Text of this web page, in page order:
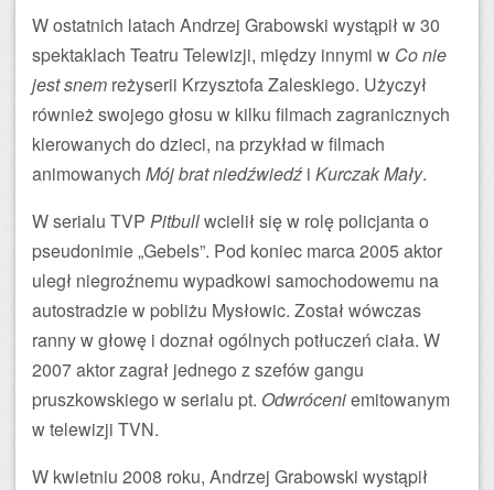
W ostatnich latach Andrzej Grabowski wystąpił w 30
spektaklach Teatru Telewizji, między innymi w Co nie
jest snem reżyserii Krzysztofa Zaleskiego. Użyczył
również swojego głosu w kilku filmach zagranicznych
kierowanych do dzieci, na przykład w filmach
animowanych Mój brat niedźwiedź i Kurczak Mały.
W serialu TVP Pitbullwcielił się w rolę policjanta o
pseudonimie „Gebels”. Pod koniec marca 2005 aktor
uległ niegroźnemu wypadkowi samochodowemu na
autostradzie w pobliżu Mysłowic. Został wówczas
ranny w głowę i doznał ogólnych potłuczeń ciała. W
2007 aktor zagrał jednego z szefów gangu
pruszkowskiego w serialu pt. Odwróceniemitowanym
w telewizji TVN.
W kwietniu 2008 roku, Andrzej Grabowski wystąpił